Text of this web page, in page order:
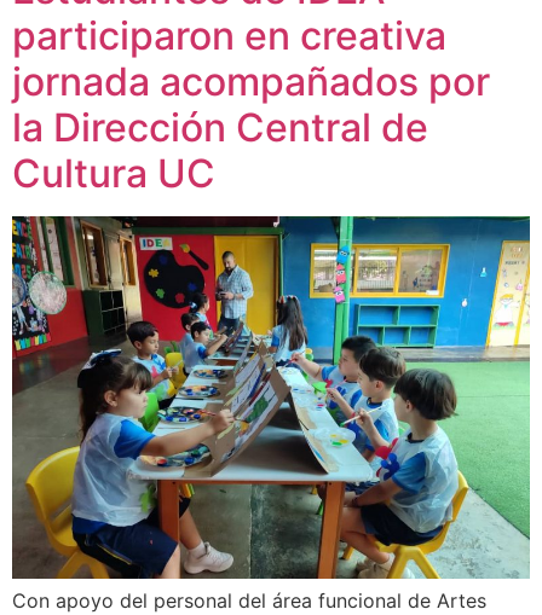
participaron en creativa
jornada acompañados por
la Dirección Central de
Cultura UC
Con apoyo del personal del área funcional de Artes